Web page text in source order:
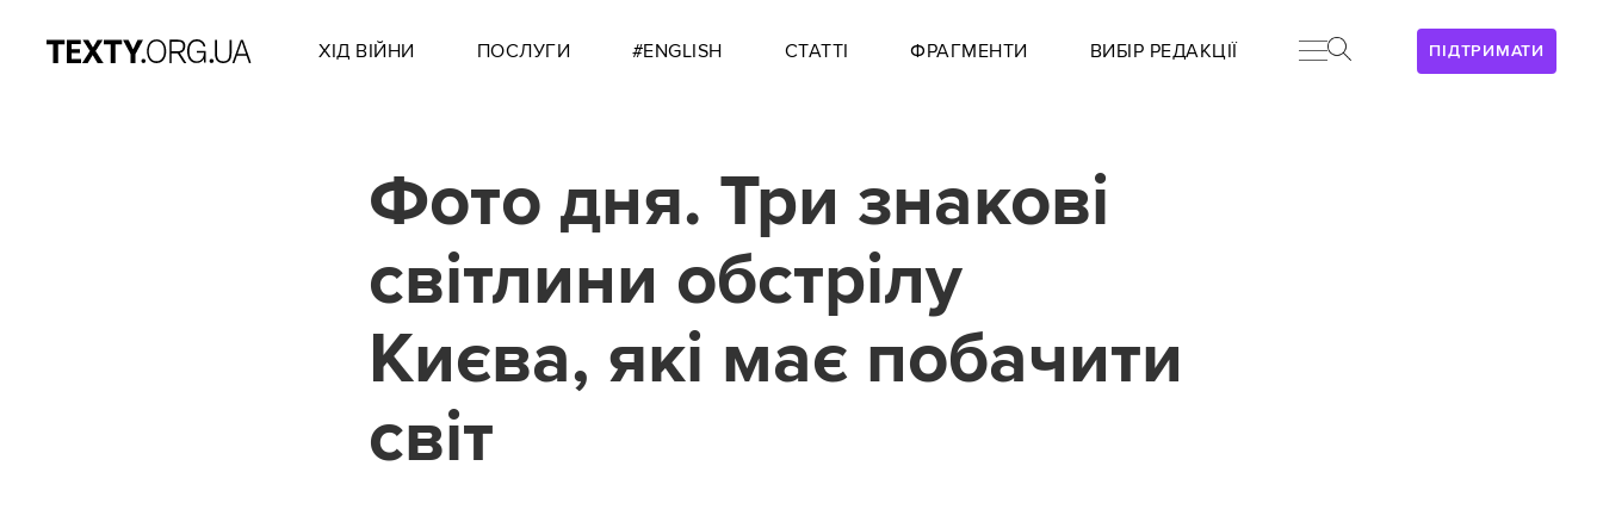
ПІДТРИМАТИ
ХІД ВІЙНИ ПОСЛУГИ #ENGLISH СТАТТІ ФРАГМЕНТИ ВИБІР РЕДАКЦІЇ
Фото дня. Три знакові
світлини обстрілу
Києва, які має побачити
світ